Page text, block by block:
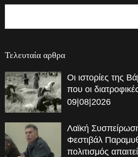
Τελευταία αρθρα
Οι ιστορίες της
που οι
09|08|2026
Λαϊκή
Φεστιβάλ
πολιτισμός